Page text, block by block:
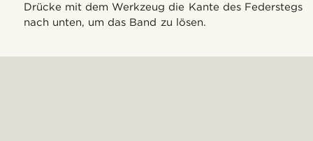
Drücke mit dem Werkzeug die Kante des Federstegs
nach unten, um das Band zu lösen.